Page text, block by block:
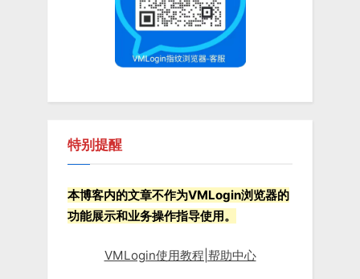
特别提醒
本博客内的文章不作为VMLogin浏览器的
功能展示和业务操作指导使用。
VMLogin使用教程|帮助中心